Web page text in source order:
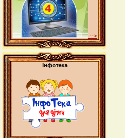
-->
Інфотека